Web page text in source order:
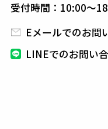
また、
ルに付属しています。
クラシックな佇まい
受付時間：10:00～
Eメールでのお問
LINEでのお問い